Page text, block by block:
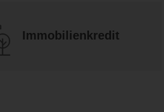
Immobilienkredit